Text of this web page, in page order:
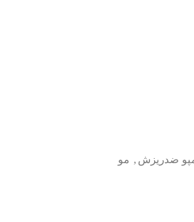
ضدریزش , مو